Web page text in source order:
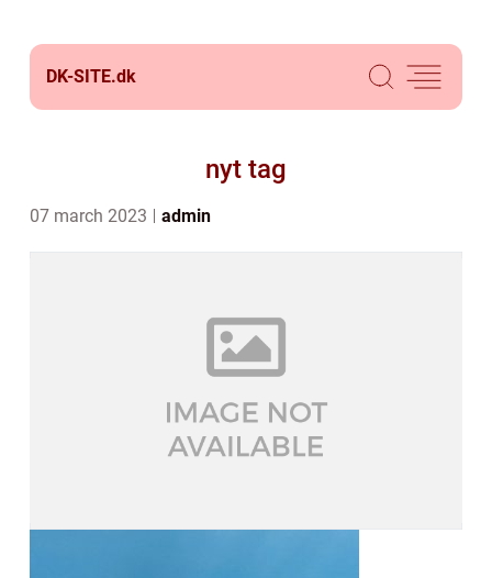
DK-SITE.dk
nyt tag
07 march 2023 admin